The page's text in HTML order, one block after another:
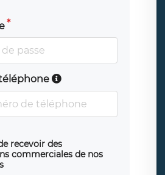
recevoir des
commerciales de nos